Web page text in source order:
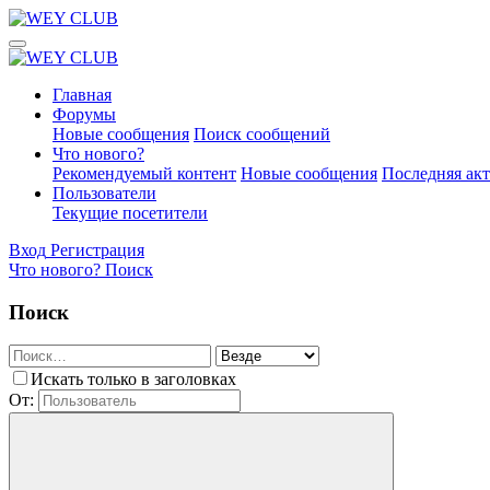
Главная
Форумы
Новые сообщения Поиск сообщений
Что нового?
Рекомендуемый контент Новые сообщения Последняя
Пользователи
Текущие посетители
Вход Регистрация
Что нового? Поиск
Поиск
Искать только в заголовках
От: